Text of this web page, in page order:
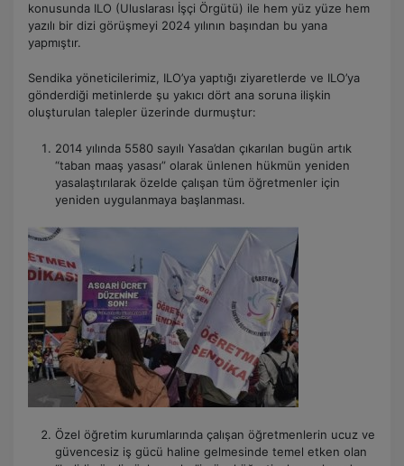
konusunda ILO (Uluslarası İşçi Örgütü) ile hem yüz yüze hem
yazılı bir dizi görüşmeyi 2024 yılının başından bu yana
yapmıştır.
Sendika yöneticilerimiz, ILO’ya yaptığı ziyaretlerde ve ILO’ya
gönderdiği metinlerde şu yakıcı dört ana soruna ilişkin
oluşturulan talepler üzerinde durmuştur:
2014 yılında 5580 sayılı Yasa’dan çıkarılan bugün artık
“taban maaş yasası” olarak ünlenen hükmün yeniden
yasalaştırılarak özelde çalışan tüm öğretmenler için
yeniden uygulanmaya başlanması.
Özel öğretim kurumlarında çalışan öğretmenlerin ucuz ve
güvencesiz iş gücü haline gelmesinde temel etken olan